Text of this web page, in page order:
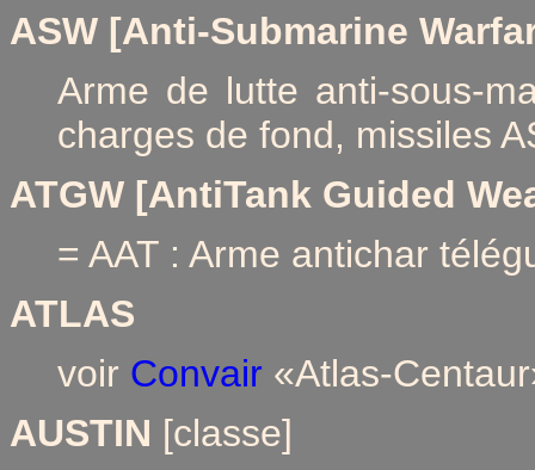
ASW [Anti-Submarine
Arme de lutte anti-sous-
charges de fond, missiles
ATGW [AntiTank Guided
= AAT : Arme antichar
ATLAS
voir Convair «Atlas-
AUSTIN [classe]